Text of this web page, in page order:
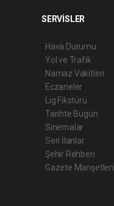
SERVİSLER
Hava Durumu
Yol ve Trafik
Namaz Vakitleri
Eczaneler
Lig Fikstürü
Tarihte Bugün
Sinemalar
Seri İlanlar
Şehir Rehberi
Gazete Manşetleri